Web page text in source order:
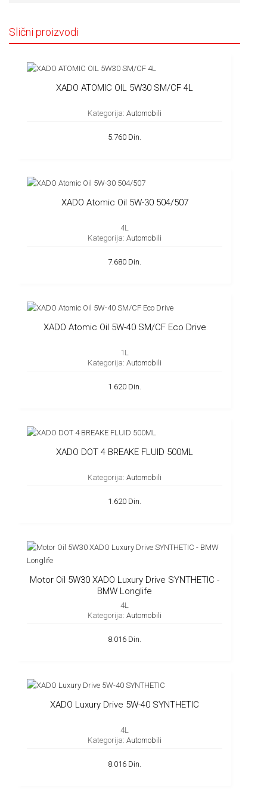
Slični proizvodi
XADO ATOMIC OIL 5W30 SM/CF 4L
Kategorija: Automobili
5.760 Din.
XADO Atomic Oil 5W-30 504/507
4L
Kategorija: Automobili
7.680 Din.
XADO Atomic Oil 5W-40 SM/CF Eco Drive
1L
Kategorija: Automobili
1.620 Din.
XADO DOT 4 BREAKE FLUID 500ML
Kategorija: Automobili
1.620 Din.
Motor Oil 5W30 XADO Luxury Drive SYNTHETIC -
BMW Longlife
4L
Kategorija: Automobili
8.016 Din.
XADO Luxury Drive 5W-40 SYNTHETIC
4L
Kategorija: Automobili
8.016 Din.